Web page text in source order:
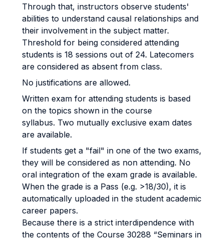
Through that, instructors observe students'
abilities to understand causal relationships and
their involvement in the subject matter.
Threshold for being considered attending
students is 18 sessions out of 24. Latecomers
are considered as absent from class.
No justifications are allowed.
Written exam for attending students is based
on the topics shown in the course
syllabus. Two mutually exclusive exam dates
are available.
If students get a "fail" in one of the two exams,
they will be considered as non attending. No
oral integration of the exam grade is available.
When the grade is a Pass (e.g. >18/30), it is
automatically uploaded in the student academic
career papers.
Because there is a strict interdipendence with
the contents of the Course 30288 “Seminars in